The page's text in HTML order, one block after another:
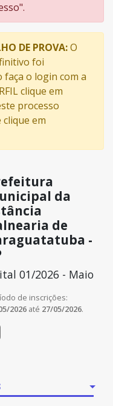
DE PROVA:O
foi
faça o login com a
clique em
processo
clique em
da
de
-
01/2026 - Maio
de inscrições:
2026 até 27/05/2026.